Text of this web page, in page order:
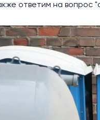
ответим на вопрос